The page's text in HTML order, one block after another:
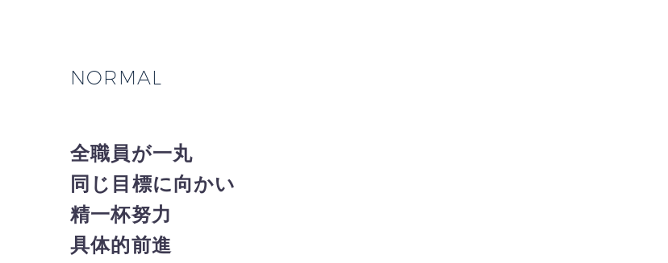
NORMAL
全職員が一丸
同じ目標に向かい
精一杯努力
具体的前進